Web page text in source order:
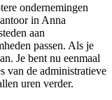
ondernemingen
in Anna
aan
passen. Als je
Je bent nu eenmaal
van de administratieve
uren verder.